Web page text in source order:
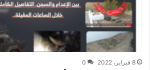
8 فبراير، 2022 0